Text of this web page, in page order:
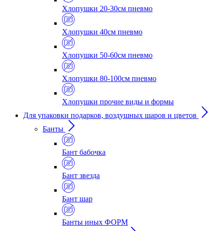
Хлопушки 20-30см пневмо
Хлопушки 40см пневмо
Хлопушки 50-60см пневмо
Хлопушки 80-100см пневмо
Хлопушки прочие виды и формы
Для упаковки подарков, воздушных шаров и цветов
Банты
Бант бабочка
Бант звезда
Бант шар
Банты иных ФОРМ